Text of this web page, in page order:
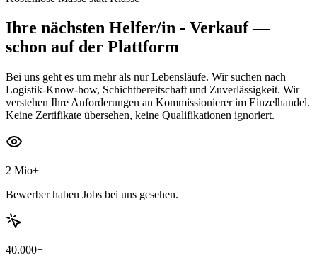
Ihre nächsten Helfer/in - Verkauf—
schon auf der Plattform
Bei uns geht es um mehr als nur Lebensläufe. Wir suchen nach
Logistik-Know-how, Schichtbereitschaft und Zuverlässigkeit. Wir
verstehen Ihre Anforderungen an Kommissionierer im Einzelhandel.
Keine Zertifikate übersehen, keine Qualifikationen ignoriert.
2 Mio+
Bewerber haben Jobs bei uns gesehen.
40.000+